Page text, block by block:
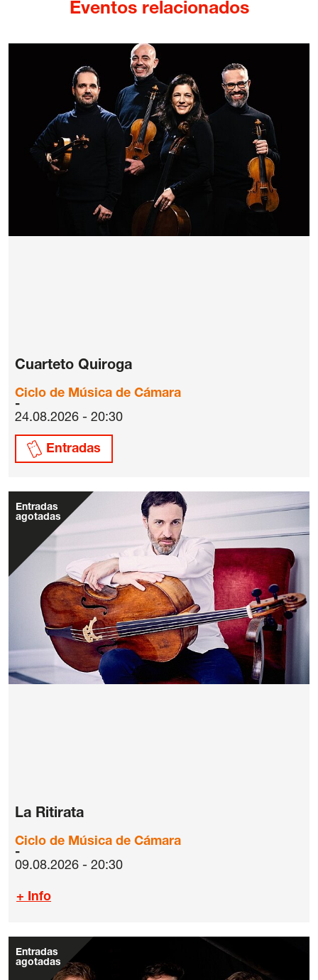
Eventos relacionados
Cuarteto Quiroga
Ciclo de Música de Cámara
24.08.2026 - 20:30
Entradas
Entradas
agotadas
La Ritirata
Ciclo de Música de Cámara
09.08.2026 - 20:30
+ Info
Entradas
agotadas